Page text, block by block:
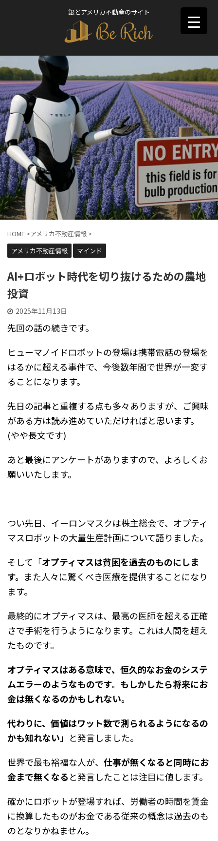
銀とアメリカ不動産のサイト
HOME >アメリカ不動産情報 >
アメリカ不動産情報
マインド
AI+ロボット時代を切り抜けるための農地
投資
2025年11月13日
先回の話の続きです。
ヒューマノイドロボットの登場は携帯電話の登場を
はるかに超える事件で、今後数年間で世界が一変す
ることになります。
先日の記事と重複する点も多々ありますが、ご興味
がある方は読み進めていただければと思います。
(やや長文です)
あと最後にアンケートがありますので、よろしくお
願いいたします。
つい先日、イーロンマスクは株主総会で、オプティ
マスロボットの大量生産計画について語りました。
そして「オプティマスは貧困を過去のものにしま
す。 また人々に驚くべき医療を提供することになり
ます。
最終的にオプティマスは、最高の医師を超える正確
さで手術を行うようになります。これは人間を超え
たものです。
オプティマスはある意味で、恒久的なお金のシステ
ムエラーのようなものです。もしかしたら将来にお
金は無くなるのかもしれない。
代わりに、価値はワット数で測られるようになるの
かも知れない 」と発言しました。
世界で最も裕福な人が、 仕事が無くなると同時にお
金まで無くなると発言したことは注目に値します。
確かにロボットが登場すれば、労働者の時間を賃金
に換算したものがお金である従来の概念は過去のも
のとなりかねません。